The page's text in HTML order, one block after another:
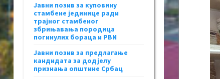
Јавни позив за куповину
стамбене јединице ради
трајног стамбеног
збрињавања породица
погинулих бораца и РВИ
Јавни позив за предлагање
кандидата за додјелу
признања општине Србац